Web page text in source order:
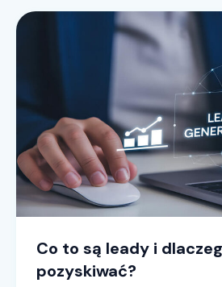
Co to są leady i
pozyskiwać?